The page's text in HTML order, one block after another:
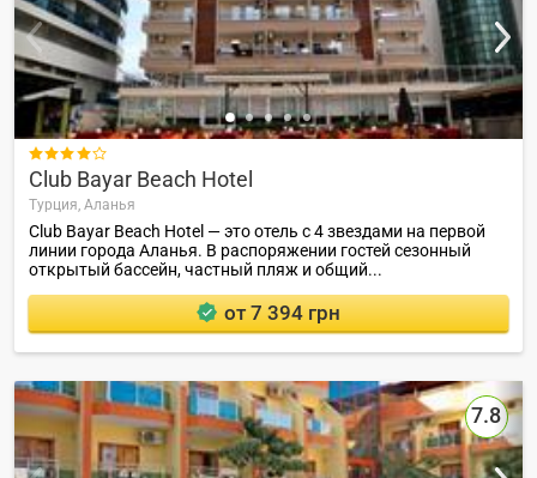

Club Bayar Beach Hotel
Турция, Аланья
Club Bayar Beach Hotel — это отель с 4 звездами на первой
линии города Аланья. В распоряжении гостей сезонный
открытый бассейн, частный пляж и общий...
от 7 394 грн
7.8